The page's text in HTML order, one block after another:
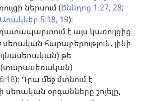
ներսում (Ծննդոց 1։27, 28;
Առակներ 5։18, 19)։
է այս կառույցից
հարաբերություն, լինի
թե
(տարասեռական)
)։ Դրա մեջ մտնում է
սեռական օրգանները շոյելը,